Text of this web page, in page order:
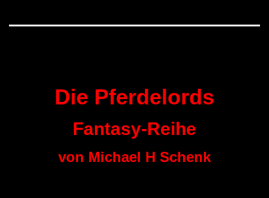
Die Pferdelords
Fantasy-Reihe
von Michael H Schenk